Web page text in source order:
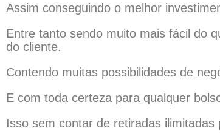
Assim conseguindo o melhor
Entre tanto sendo muito mais fácil do
do cliente.
Contendo muitas possibilidades de
E com toda certeza para qualquer
Isso sem contar de retiradas